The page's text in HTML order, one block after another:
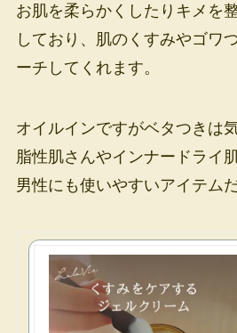
お肌を柔らかくしたりキメを
しており、肌のくすみやゴワ
ーチしてくれます。
オイルインですがベタつきは
脂性肌さんやインナードライ
男性にも使いやすいアイテム